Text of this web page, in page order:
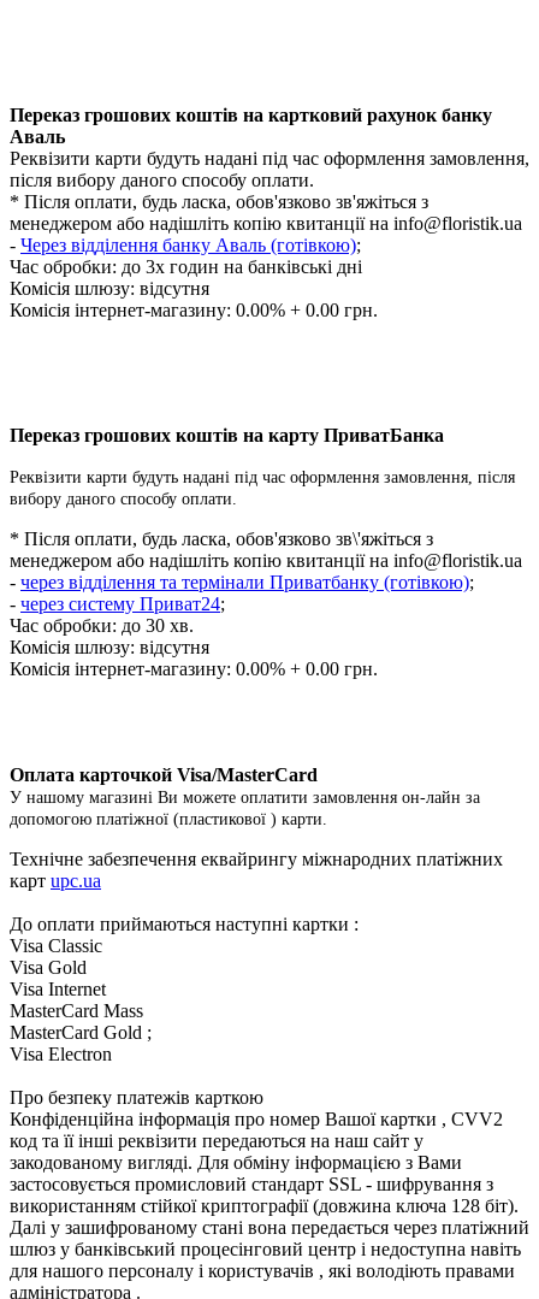
Переказ грошових коштів на картковий рахунок банку
Аваль
Реквізити карти будуть надані під час оформлення замовлення,
після вибору даного способу оплати.
* Після оплати, будь ласка, обов'язково зв'яжіться з
менеджером або надішліть копію квитанції на info@floristik.ua
- Через відділення банку Аваль (готівкою);
Час обробки: до 3х годин на банківські дні
Комісія шлюзу: відсутня
Комісія інтернет-магазину: 0.00% + 0.00 грн.
Переказ грошових коштів на карту ПриватБанка
Реквізити карти будуть надані під час оформлення замовлення, після
вибору даного способу оплати.
* Після оплати, будь ласка, обов'язково зв\'яжіться з
менеджером або надішліть копію квитанції на info@floristik.ua
- через відділення та термінали Приватбанку (готівкою);
- через систему Приват24;
Час обробки: до 30 хв.
Комісія шлюзу: відсутня
Комісія інтернет-магазину: 0.00% + 0.00 грн.
Оплата карточкой Visa/MasterCard
У нашому магазині Ви можете оплатити замовлення он-лайн за
допомогою платіжної (пластикової ) карти.
Технічне забезпечення еквайрингу міжнародних платіжних
карт upc.ua
До оплати приймаються наступні картки :
Visa Classic
Visa Gold
Visa Internet
MasterCard Mass
MasterCard Gold ;
Visa Electron
Про безпеку платежів карткою
Конфіденційна інформація про номер Вашої картки , CVV2
код та її інші реквізити передаються на наш сайт у
закодованому вигляді. Для обміну інформацією з Вами
застосовується промисловий стандарт SSL - шифрування з
використанням стійкої криптографії (довжина ключа 128 біт).
Далі у зашифрованому стані вона передається через платіжний
шлюз у банківський процесінговий центр і недоступна навіть
для нашого персоналу і користувачів , які володіють правами
адміністратора .